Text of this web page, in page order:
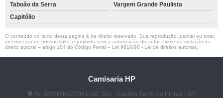
Taboão da Serra
Vargem Grande Paulista
Capitólio
O conteúdo do texto desta página é de direito reservado. Sua reprodução, parcial ou total,
mesmo citando nossos links, é proibida sem a autorização do autor. Crime de violação de
direito autoral – artigo 184 do Código Penal – Lei 9610/98 - Lei de direitos autorais
Camisaria HP
AV. WASHINGTON LUIZ, 381 - Espírito Santo do Pinhal - SP